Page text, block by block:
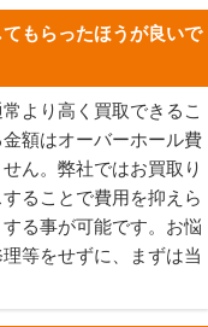
もらったほうが良いで
より高く買取できるこ
額はオーバーホール費
ん。弊社ではお買取り
ることで費用を抑えら
る事が可能です。お悩
等をせずに、まずは当